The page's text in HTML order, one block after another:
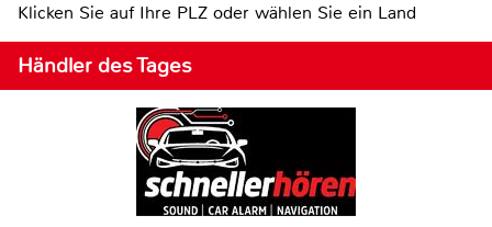
Klicken Sie auf Ihre PLZ oder wählen Sie ein Land
Händler des Tages